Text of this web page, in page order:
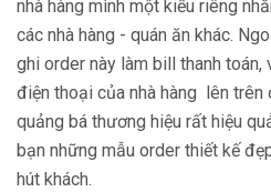
nhà hàng mình một kiểu riêng
các nhà hàng - quán ăn khác.
ghi order này làm bill thanh
điện thoại của nhà hàng lên trên
quảng bá thương hiệu rất hiệu
bạn những mẫu order thiết kế
hút khách.